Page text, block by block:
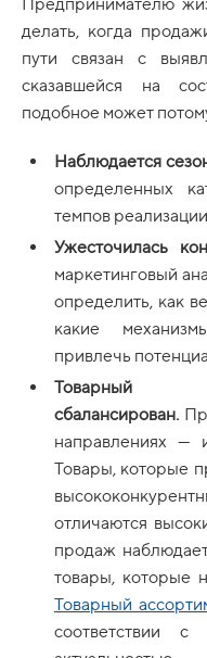
делать, когда
пути связан с
сказавшейся на
подобное может
Наблюдается
определенных
темпов
Ужесточилась
маркетинговый
определить, как
какие
привлечь
сбалансирован.
направлениях —
Товары, которые
отличаются
продаж
товары, которые
Товарный
соответствии